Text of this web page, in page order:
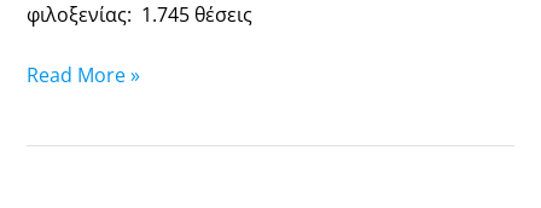
φιλοξενίας: 1.745 θέσεις
Read More »